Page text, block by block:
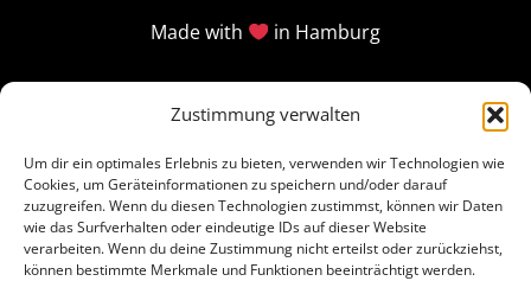
Zustimmung verwalten
Um dir ein optimales Erlebnis zu bieten, verwenden wir Technologien wie
Cookies, um Geräteinformationen zu speichern und/oder darauf
zuzugreifen. Wenn du diesen Technologien zustimmst, können wir Daten
wie das Surfverhalten oder eindeutige IDs auf dieser Website
verarbeiten. Wenn du deine Zustimmung nicht erteilst oder zurückziehst,
können bestimmte Merkmale und Funktionen beeinträchtigt werden.
Made with in Hamburg